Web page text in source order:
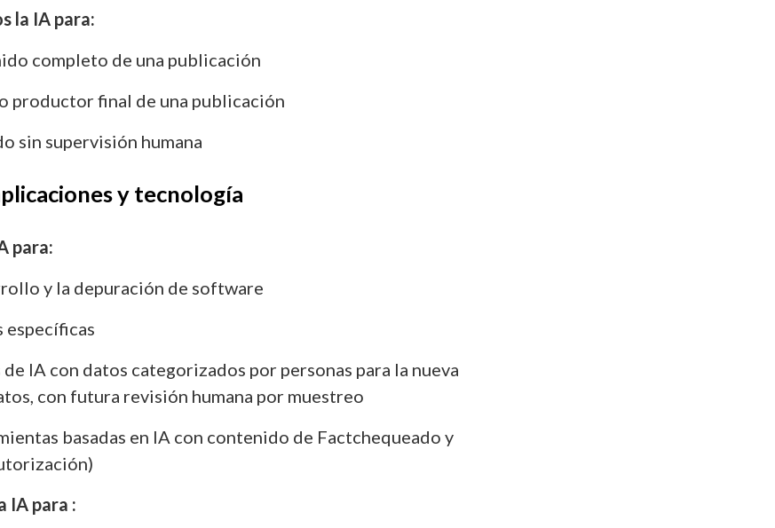
la IA para:
completo de una publicación
productor final de una publicación
sin supervisión humana
y tecnología
para:
y la depuración de software
IA con datos categorizados por personas para la nueva
con futura revisión humana por muestreo
basadas en IA con contenido de Factchequeado y
IA para :